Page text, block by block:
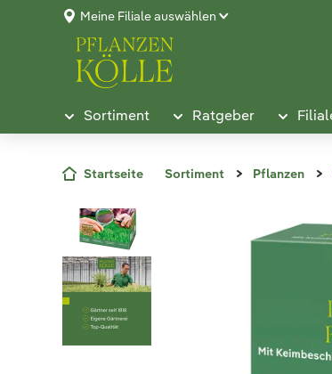
Meine Filiale auswählen
Sortiment Ratgeber
Startseite Sortiment Pflanzen